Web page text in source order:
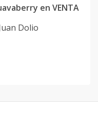
en VENTA
Dolio